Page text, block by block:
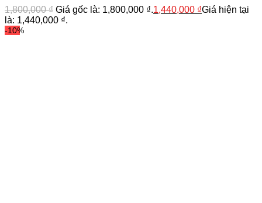
1,800,000₫ Giá gốc là: 1,800,000 ₫.1,440,000 ₫Giá hiện tại
là: 1,440,000 ₫.
-10%